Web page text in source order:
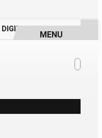
IMPULSIONAM
MENU